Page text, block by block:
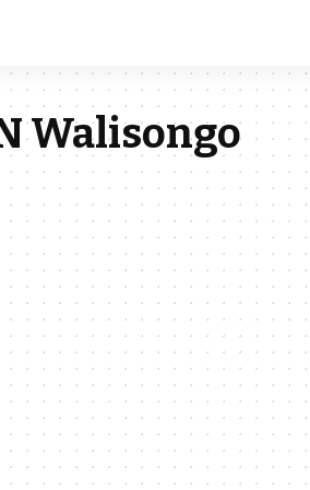
Walisongo